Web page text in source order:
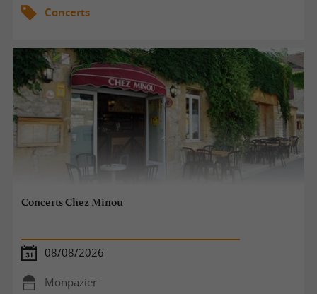
Concerts
Concerts Chez Minou
08/08/2026
Monpazier